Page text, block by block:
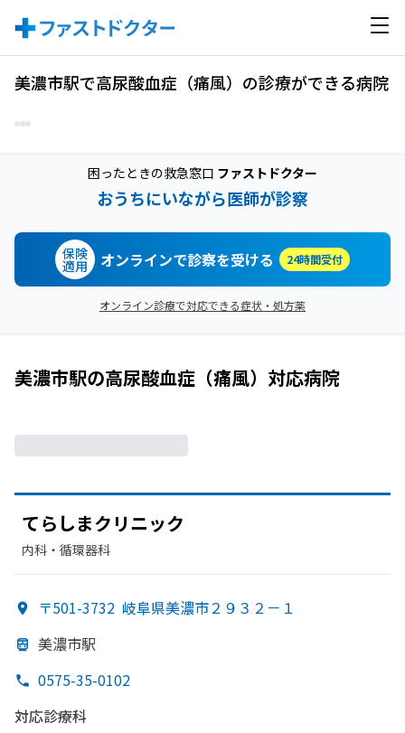
美濃市駅で高尿酸血症（痛風）の診療ができる病院
困ったときの救急窓口 ファストドクター
おうちにいながら医師が診察
保険
適用 オンラインで診察を受ける 24時間受付
オンライン診療で対応できる症状・処方薬
美濃市駅の高尿酸血症（痛風） 対応病院
てらしまクリニック
内科・​循環器科
〒501-3732 岐阜県美濃市２９３２－１
美濃市駅
0575-35-0102
対応診療科